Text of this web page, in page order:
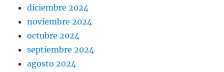
diciembre 2024
noviembre 2024
octubre 2024
septiembre 2024
agosto 2024